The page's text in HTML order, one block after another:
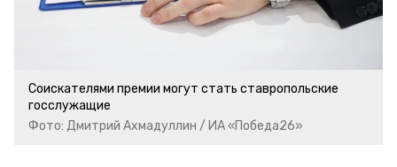
Соискателями премии могут стать ставропольские
госслужащие
Фото: Дмитрий Ахмадуллин / ИА «Победа26»